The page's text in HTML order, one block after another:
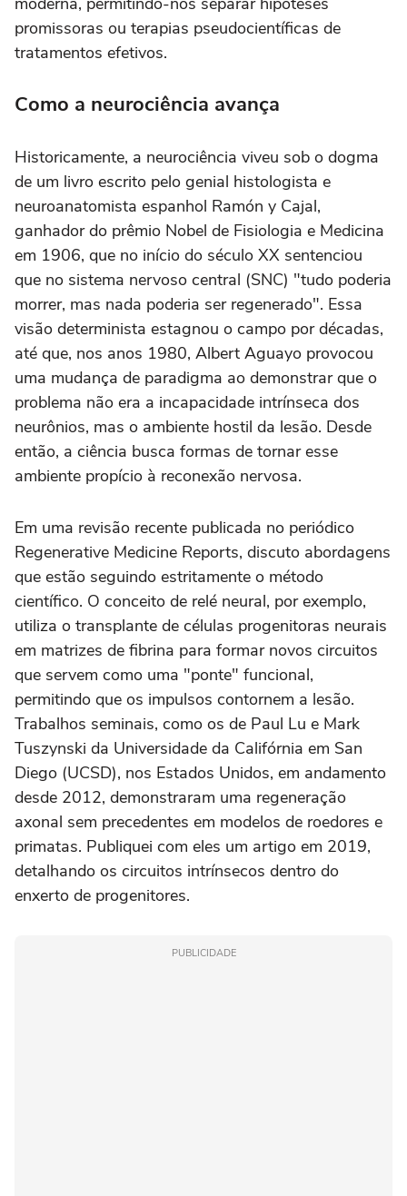
promissoras ou terapias pseudocientíficas de
tratamentos efetivos.
Como a neurociência avança
Historicamente, a neurociência viveu sob o dogma
de um livro escrito pelo genial histologista e
neuroanatomista espanhol Ramón y Cajal,
ganhador do prêmio Nobel de Fisiologia e Medicina
em 1906, que no início do século XX sentenciou
que no sistema nervoso central (SNC) "tudo poderia
morrer, mas nada poderia ser regenerado". Essa
visão determinista estagnou o campo por décadas,
até que, nos anos 1980, Albert Aguayo provocou
uma mudança de paradigma ao demonstrar que o
problema não era a incapacidade intrínseca dos
neurônios, mas o ambiente hostil da lesão. Desde
então, a ciência busca formas de tornar esse
ambiente propício à reconexão nervosa.
Em uma revisão recente publicada no periódico
Regenerative Medicine Reports, discuto abordagens
que estão seguindo estritamente o método
científico. O conceito de relé neural, por exemplo,
utiliza o transplante de células progenitoras neurais
em matrizes de fibrina para formar novos circuitos
que servem como uma "ponte" funcional,
permitindo que os impulsos contornem a lesão.
Trabalhos seminais, como os de Paul Lu e Mark
Tuszynski da Universidade da Califórnia em San
Diego (UCSD), nos Estados Unidos, em andamento
desde 2012, demonstraram uma regeneração
axonal sem precedentes em modelos de roedores e
primatas. Publiquei com eles um artigo em 2019,
detalhando os circuitos intrínsecos dentro do
enxerto de progenitores.
PUBLICIDADE